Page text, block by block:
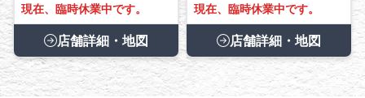
現在、臨時休業中です。
店舗詳細・地図
現在、臨時休業中です。
店舗詳細・地図